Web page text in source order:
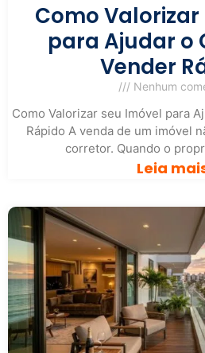
Como
para Ajudar o
Vender
Nenhum
Como Valorizar seu Imóvel para
Rápido A venda de um imóvel
corretor. Quando o
Leia